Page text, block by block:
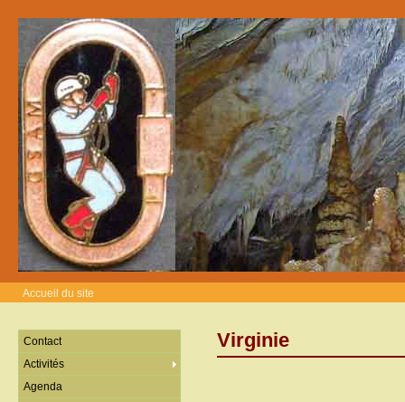
Accueil du site
Virginie
Contact
Activités
Agenda